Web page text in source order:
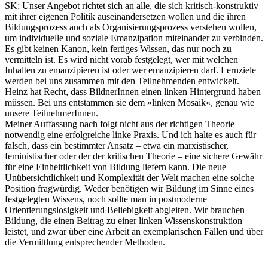
SK: Unser Angebot richtet sich an alle, die sich kritisch-konstruktiv
mit ihrer eigenen Politik auseinandersetzen wollen und die ihren
Bildungsprozess auch als Organisierungsprozess verstehen wollen,
um individuelle und soziale Emanzipation miteinander zu verbinden.
Es gibt keinen Kanon, kein fertiges Wissen, das nur noch zu
vermitteln ist. Es wird nicht vorab festgelegt, wer mit welchen
Inhalten zu emanzipieren ist oder wer emanzipieren darf. Lernziele
werden bei uns zusammen mit den Teilnehmenden entwickelt.
Heinz hat Recht, dass BildnerInnen einen linken Hintergrund haben
müssen. Bei uns entstammen sie dem »linken Mosaik«, genau wie
unsere TeilnehmerInnen.
Meiner Auffassung nach folgt nicht aus der richtigen Theorie
notwendig eine erfolgreiche linke Praxis. Und ich halte es auch für
falsch, dass ein bestimmter Ansatz – etwa ein marxistischer,
feministischer oder der der kritischen Theorie – eine sichere Gewähr
für eine Einheitlichkeit von Bildung liefern kann. Die neue
Unübersichtlichkeit und Komplexität der Welt machen eine solche
Position fragwürdig. Weder benötigen wir Bildung im Sinne eines
festgelegten Wissens, noch sollte man in postmoderne
Orientierungslosigkeit und Beliebigkeit abgleiten. Wir brauchen
Bildung, die einen Beitrag zu einer linken Wissenskonstruktion
leistet, und zwar über eine Arbeit an exemplarischen Fällen und über
die Vermittlung entsprechender Methoden.